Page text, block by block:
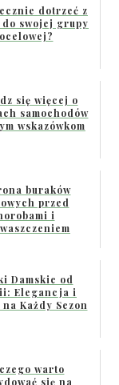
dotrzeć z
do swojej grupy
się więcej o
samochodów
wskazówkom
buraków
przed
i
Damskie od
Elegancja i
Każdy Sezon
warto
się na